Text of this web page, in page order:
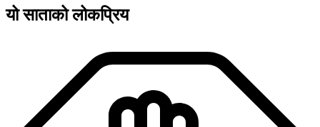
यो साताको लोकप्रिय